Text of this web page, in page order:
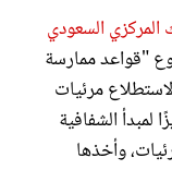
المركزي السعودي
"قواعد ممارسة
مرئيات
لمبدأ الشفافية
وأخذها